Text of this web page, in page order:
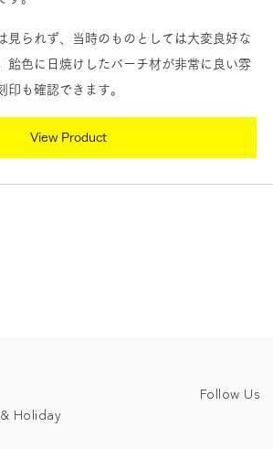
見られず、当時のものとしては大変良好な
飴色に日焼けしたバーチ材が非常に良い雰
印も確認できます。
View Product
Holiday
Follow Us